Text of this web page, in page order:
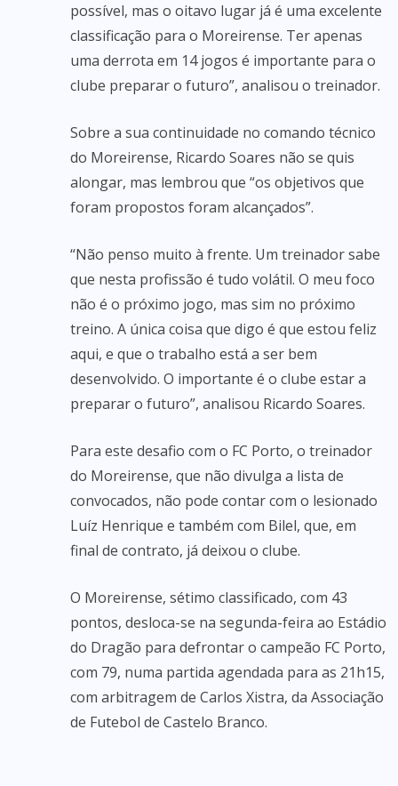
possível, mas o oitavo lugar já é uma excelente
classificação para o Moreirense. Ter apenas
uma derrota em 14 jogos é importante para o
clube preparar o futuro”, analisou o treinador.
Sobre a sua continuidade no comando técnico
do Moreirense, Ricardo Soares não se quis
alongar, mas lembrou que “os objetivos que
foram propostos foram alcançados”.
“Não penso muito à frente. Um treinador sabe
que nesta profissão é tudo volátil. O meu foco
não é o próximo jogo, mas sim no próximo
treino. A única coisa que digo é que estou feliz
aqui, e que o trabalho está a ser bem
desenvolvido. O importante é o clube estar a
preparar o futuro”, analisou Ricardo Soares.
Para este desafio com o FC Porto, o treinador
do Moreirense, que não divulga a lista de
convocados, não pode contar com o lesionado
Luíz Henrique e também com Bilel, que, em
final de contrato, já deixou o clube.
O Moreirense, sétimo classificado, com 43
pontos, desloca-se na segunda-feira ao Estádio
do Dragão para defrontar o campeão FC Porto,
com 79, numa partida agendada para as 21h15,
com arbitragem de Carlos Xistra, da Associação
de Futebol de Castelo Branco.